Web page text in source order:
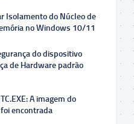
Isolamento do Núcleo de
no Windows 10/11
do dispositivo
de Hardware padrão
A imagem do
encontrada